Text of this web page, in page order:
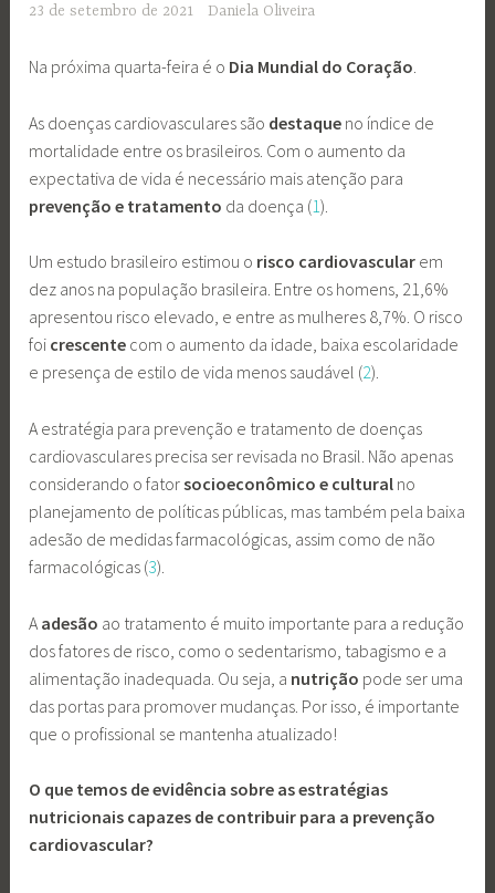
23 de setembro de 2021 Daniela Oliveira
Na próxima quarta-feira é o Dia Mundial do Coração.
As doenças cardiovasculares são destaque no índice de
mortalidade entre os brasileiros. Com o aumento da
expectativa de vida é necessário mais atenção para
prevenção e tratamento da doença (1).
Um estudo brasileiro estimou o risco cardiovascular em
dez anos na população brasileira. Entre os homens, 21,6%
apresentou risco elevado, e entre as mulheres 8,7%. O risco
foi crescente com o aumento da idade, baixa escolaridade
e presença de estilo de vida menos saudável (2).
A estratégia para prevenção e tratamento de doenças
cardiovasculares precisa ser revisada no Brasil. Não apenas
considerando o fatorsocioeconômico e cultural no
planejamento de políticas públicas, mas também pela baixa
adesão de medidas farmacológicas, assim como de não
farmacológicas (3).
A adesão ao tratamento é muito importante para a redução
dos fatores de risco, como o sedentarismo, tabagismo e a
alimentação inadequada. Ou seja, a nutrição pode ser uma
das portas para promover mudanças. Por isso, é importante
que o profissional se mantenha atualizado!
O que temos de evidência sobre as estratégias
nutricionais capazes de contribuir para a prevenção
cardiovascular?